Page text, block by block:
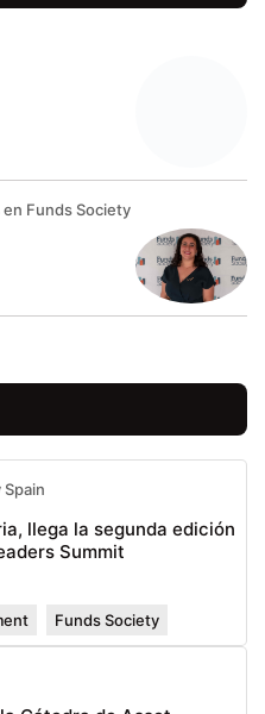
Funds Society
llega la segunda edición
Summit
Funds Society